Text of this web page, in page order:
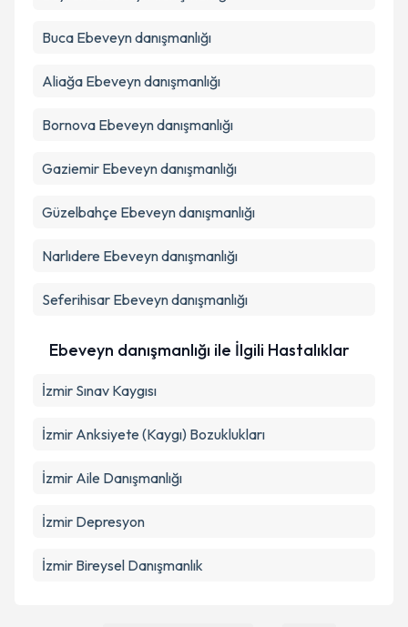
Buca Ebeveyn danışmanlığı
Aliağa Ebeveyn danışmanlığı
Bornova Ebeveyn danışmanlığı
Gaziemir Ebeveyn danışmanlığı
Güzelbahçe Ebeveyn danışmanlığı
Narlıdere Ebeveyn danışmanlığı
Seferihisar Ebeveyn danışmanlığı
Ebeveyn danışmanlığı ile İlgili Hastalıklar
İzmir Sınav Kaygısı
İzmir Anksiyete (Kaygı) Bozuklukları
İzmir Aile Danışmanlığı
İzmir Depresyon
İzmir Bireysel Danışmanlık